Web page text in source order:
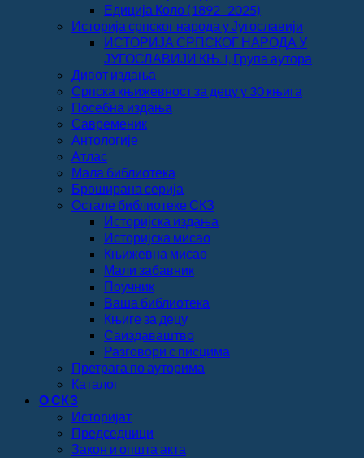
Едиција Коло (1892‒2025)
Историја српског народа у Југославији
ИСТОРИЈА СРПСКОГ НАРОДА У
ЈУГОСЛАВИЈИ КЊ. I, Група аутора
Дивот издања
Српска књижевност за децу у 30 књига
Посебна издања
Савременик
Антологије
Атлас
Мала библиотека
Броширана серија
Остале библиотеке СКЗ
Историјска издања
Историјска мисао
Књижевна мисао
Мали забавник
Поучник
Ваша библиотека
Књиге за децу
Саиздаваштво
Разговори с писцима
Претрага по ауторима
Каталог
О СКЗ
Историјат
Председници
Закон и општа акта